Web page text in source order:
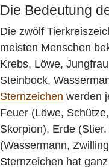
Die Bedeutung
Die zwölf
meisten Menschen
Krebs, Löwe,
Steinbock,
Sternzeichen werden
Feuer (Löwe,
Skorpion), Erde
(Wassermann,
Sternzeichen hat